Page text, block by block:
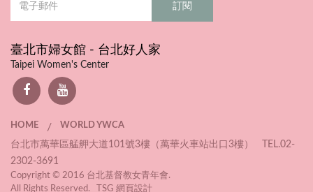
臺北市婦女館 - 台北好人家
Taipei Women's Center
HOME / WORLD YWCA
台北市萬華區艋舺大道101號3樓（萬華火車站出口3樓） TEL.02-
2302-3691
Copyright © 2016 台北基督教女青年會.
All Rights Reserved. TSG 網頁設計